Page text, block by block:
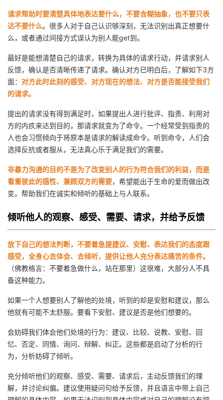
请求帮助时要清楚具体地表达要什么，不要含糊抽象，也不要只表
达不要什么。很多人对于自己认识够深刻，无法识别出真正想要什
么，或者通过间接方式误认为别人能get到。
最好是能想清楚自己的请求，转换为具体的请求行动，并请求别人
反馈，确认是否清晰传递了请求。确认对方已明白后，了解如下3方
面： 对方此时此刻的感受、对方现在的想法、对方是否能接受我们
的请求。
提出的请求没有得到满足时，如果提出人进行批评、指责、利用对
方的内疚来达到目的，那请求就变为了命令。一个经常受到指责的
人也会习惯倾向于将原本是请求的解读成命令。听到命令，人们会
选择反抗或者服从，无法真心乐于满足我们的需要。
非暴力沟通的目的不是为了改变别人的行为符合我们的利益，而是
看重彼此的感性、兼顾双方的需要，希望能出于生命的爱而做出改
变。帮助我们在诚实和倾听的基础上与人联系。
倾听他人的观察、感受、需要、请求，并给予反馈
放下自己的想法判断，不要着急提建议、安慰、表达我们的态度跟
感受，全身心去体会、去倾听，提供让他人充分表达痛苦的条件。
（佛教格言：不要着急做什么，站在那里）这很难，大部分人不具
备这种能力。
如果一个人想要别人了解他的处境，听到的却是安慰和建议，那么
他就有可能不太舒服。要看下安慰、建议是否是他们想要的。
会妨碍我们体会他们处境的行为：建议、比较、说教、安慰、回
忆、否定、同情、询问、辩解、纠正。这些都是启动了分析的行
为，分析妨碍了倾听。
充分倾听他们的观察、感受、需要、请求后，主动反馈我们的理
解，并讨论纠偏。建议使用疑问句给予反馈，并且语言中带上自己